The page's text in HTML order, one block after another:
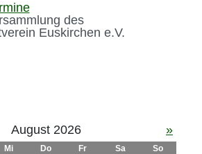
des
Euskirchen e.V.
August 2026 »
Mi Do Fr Sa
So